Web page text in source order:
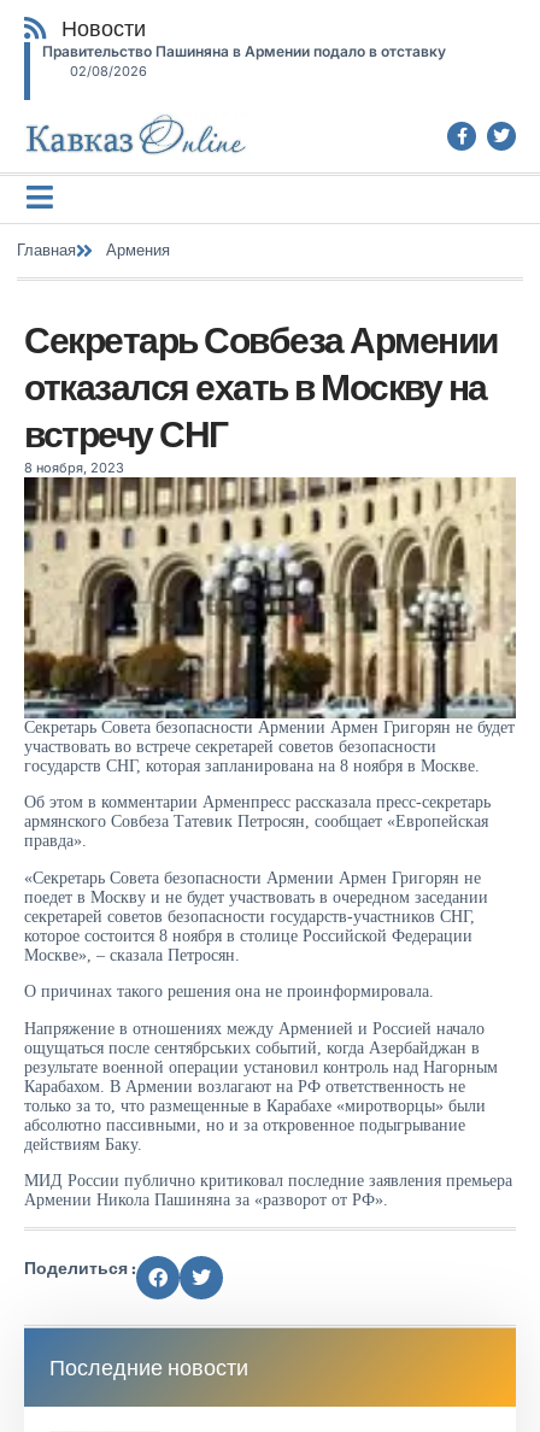
Новости
Правительство Пашиняна в Армении подало в отставку
02/08/2026
Главная Армения
Секретарь Совбеза Армении
отказался ехать в Москву на
встречу СНГ
8 ноября, 2023
Секретарь Совета безопасности Армении Армен Григорян не будет
участвовать во встрече секретарей советов безопасности
государств СНГ, которая запланирована на 8 ноября в Москве.
Об этом в комментарии Арменпресс рассказала пресс-секретарь
армянского Совбеза Татевик Петросян, сообщает «Европейская
правда».
«Секретарь Совета безопасности Армении Армен Григорян не
поедет в Москву и не будет участвовать в очередном заседании
секретарей советов безопасности государств-участников СНГ,
которое состоится 8 ноября в столице Российской Федерации
Москве», – сказала Петросян.
О причинах такого решения она не проинформировала.
Напряжение в отношениях между Арменией и Россией начало
ощущаться после сентябрських событий, когда Азербайджан в
результате военной операции установил контроль над Нагорным
Карабахом. В Армении возлагают на РФ ответственность не
только за то, что размещенные в Карабахе «миротворцы» были
абсолютно пассивными, но и за откровенное подыгрывание
действиям Баку.
МИД России публично критиковал последние заявления премьера
Армении Никола Пашиняна за «разворот от РФ».
Поделиться :
Последние новости